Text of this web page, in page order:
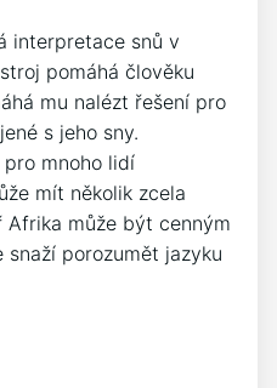
interpretace snů v
pomáhá člověku
mu nalézt řešení pro
s jeho sny.
mnoho lidí
mít několik zcela
Afrika může být cenným
porozumět jazyku